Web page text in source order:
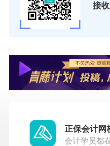
接
正保会计网
会计学员都